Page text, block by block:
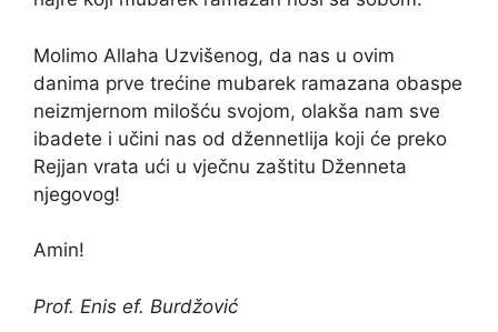
Molimo Allaha Uzvišenog, da nas u ovim
danima prve trećine mubarek ramazana obaspe
neizmjernom milošću svojom, olakša nam sve
ibadete i učini nas od džennetlija koji će preko
Rejjan vrata ući u vječnu zaštitu Dženneta
njegovog!
Amin!
Prof. Enis ef. Burdžović